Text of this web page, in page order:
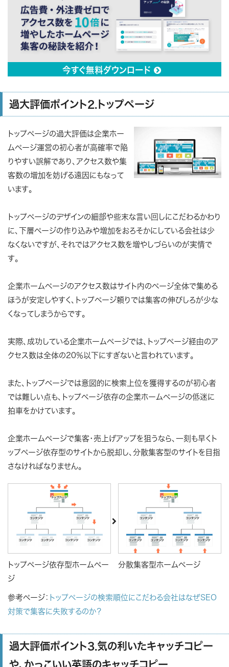
今すぐ無料ダウンロード 
過大評価ポイント2.トップページ
トップページの過大評価は企業ホー
ムページ運営の初心者が高確率で陥
りやすい誤解であり、アクセス数や集
客数の増加を妨げる遠因にもなって
います。
トップページのデザインの細部や些末な言い回しにこだわるかわり
に、下層ページの作り込みや増加をおろそかにしている会社は少
なくないですが、それではアクセス数を増やしづらいのが実情で
す。
企業ホームページのアクセス数はサイト内のページ全体で集める
ほうが安定しやすく、トップページ頼りでは集客の伸びしろが少な
くなってしまうからです。
実際、 成功している企業ホームページでは、トップページ経由のア
クセス数は全体の20％以下にすぎないと言われています。
また、トップページでは意図的に検索上位を獲得するのが初心者
では難しい点も、トップページ依存の企業ホームページの低迷に
拍車をかけています。
企業ホームページで集客・売上げアップを狙うなら、一刻も早くト
ップページ依存型のサイトから脱却し、分散集客型のサイトを目指
さなければなりません。
トップページ依存型ホームペー
ジ
分散集客型ホームページ
参考ページ： トップページの検索順位にこだわる会社はなぜSEO
対策で集客に失敗するのか？
過大評価ポイント3.気の利いたキャッチコピー
や、かっこいい英語のキャッチコピー